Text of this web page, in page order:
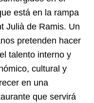
está en la rampa
Julià de Ramis. Un
pretenden hacer
talento interno y
cultural y
en una
que servirá